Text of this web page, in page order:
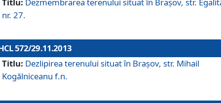
Titlu: Dezmembrarea terenului situat în Braşov, str.
nr. 27.
572/29.11.2013
Titlu: Dezlipirea terenului situat în Braşov, str. Mihail
Kogălniceanu f.n.